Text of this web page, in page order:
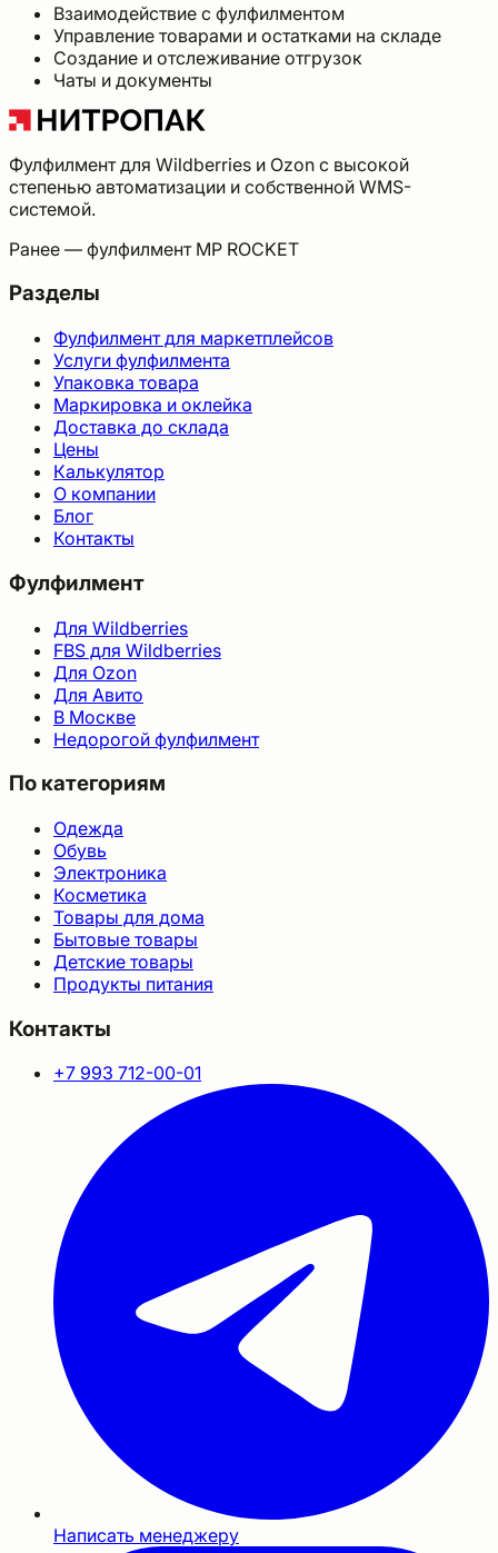
Взаимодействие с фулфилментом
Управление товарами и остатками на складе
Создание и отслеживание отгрузок
Чаты и документы
Фулфилмент для Wildberries и Ozon с высокой
степенью автоматизации и собственной WMS-
системой.
Ранее — фулфилмент MP ROCKET
Разделы
Фулфилмент для маркетплейсов
Услуги фулфилмента
Упаковка товара
Маркировка и оклейка
Доставка до склада
Цены
Калькулятор
О компании
Блог
Контакты
Фулфилмент
Для Wildberries
FBS для Wildberries
Для Ozon
Для Авито
В Москве
Недорогой фулфилмент
По категориям
Одежда
Обувь
Электроника
Косметика
Товары для дома
Бытовые товары
Детские товары
Продукты питания
Контакты
+7 993 712-00-01
Написать менеджеру